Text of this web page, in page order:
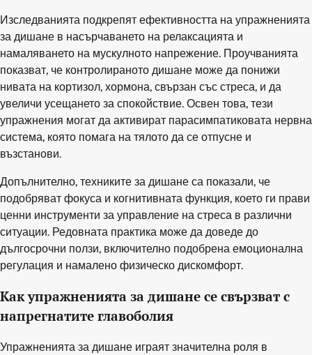
Изследванията подкрепят ефективността на упражненията
за дишане в насърчаването на релаксацията и
намаляването на мускулното напрежение. Проучванията
показват, че контролираното дишане може да понижи
нивата на кортизол, хормона, свързан със стреса, и да
увеличи усещането за спокойствие. Освен това, тези
упражнения могат да активират парасимпатиковата нервна
система, която помага на тялото да се отпусне и
възстанови.
Допълнително, техниките за дишане са показали, че
подобряват фокуса и когнитивната функция, което ги прави
ценни инструменти за управление на стреса в различни
ситуации. Редовната практика може да доведе до
дългосрочни ползи, включително подобрена емоционална
регулация и намалено физическо дискомфорт.
Как упражненията за дишане се свързват с
напрегнатите главоболия
Упражненията за дишане играят значителна роля в